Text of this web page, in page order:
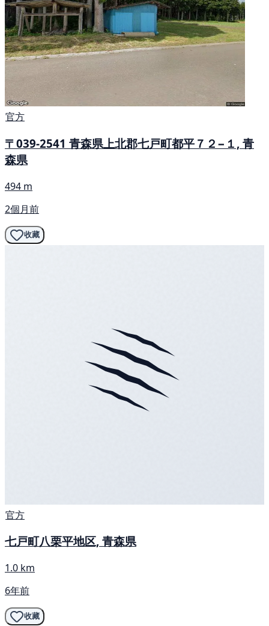
官方
〒039-2541 青森県上北郡七戸町都平７２−１, 青
森県
494 m
2個月前
收藏
官方
七戸町八栗平地区, 青森県
1.0 km
6年前
收藏